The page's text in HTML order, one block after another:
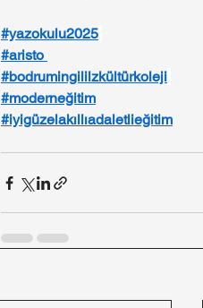
#yazokulu2025
#aristo
#bodrumingililzkültürkoleji
#moderneğitim
#iyigüzelakıllıadaletlieğitim